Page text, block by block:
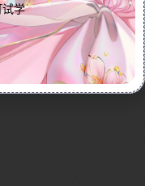
命令教程
0
试学